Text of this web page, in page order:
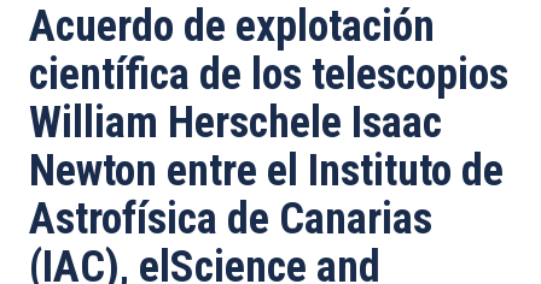
Acuerdo de explotación
científica de los telescopios
William Herschele Isaac
Newton entre el Instituto de
Astrofísica de Canarias
(IAC), elScience and